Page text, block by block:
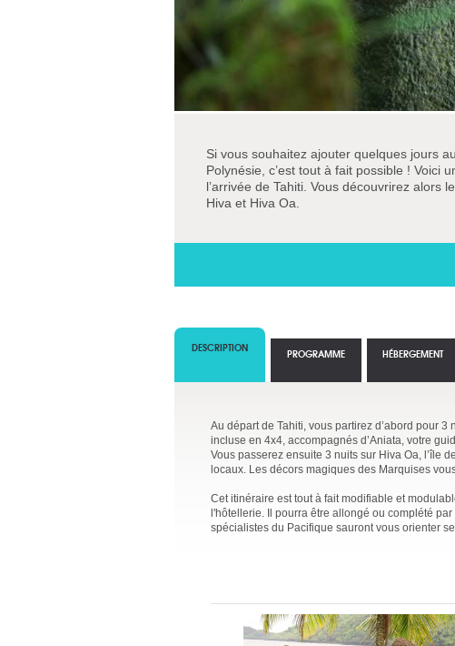
Si vous souhaitez ajouter quelques jours
Polynésie, c’est tout à fait possible ! Voici
l’arrivée de Tahiti. Vous découvrirez alors
Hiva et Hiva Oa.
DESCRIPTION
Au départ de Tahiti, vous partirez d’abord pour 3
incluse en 4x4, accompagnés d’Aniata, votre
Vous passerez ensuite 3 nuits sur Hiva Oa, l’île
locaux. Les décors magiques des Marquises
Cet itinéraire est tout à fait modifiable et
l'hôtellerie. Il pourra être allongé ou complété
spécialistes du Pacifique sauront vous orienter
PROGRAMME HÉBERGEMENT